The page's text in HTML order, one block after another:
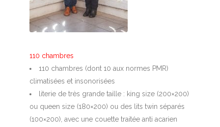
110 chambres
110 chambres (dont 10 aux normes PMR)
climatisées et insonorisées
literie de très grande taille : king size (200×200)
ou queen size (180×200) ou des lits twin séparés
(100×200), avec une couette traitée anti acarien